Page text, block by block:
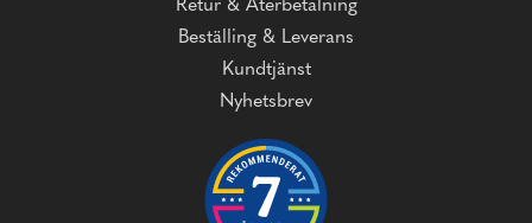
Retur & Återbetalning
Beställing & Leverans
Kundtjänst
Nyhetsbrev